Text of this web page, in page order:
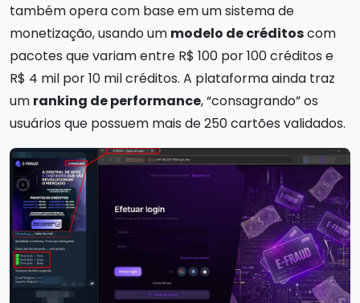
também opera com base em um sistema de
monetização, usando um modelo de créditoscom
pacotes que variam entre R$ 100 por 100 créditos e
R$ 4 mil por 10 mil créditos. A plataforma ainda traz
um ranking de performance, “consagrando” os
usuários que possuem mais de 250 cartões validados.